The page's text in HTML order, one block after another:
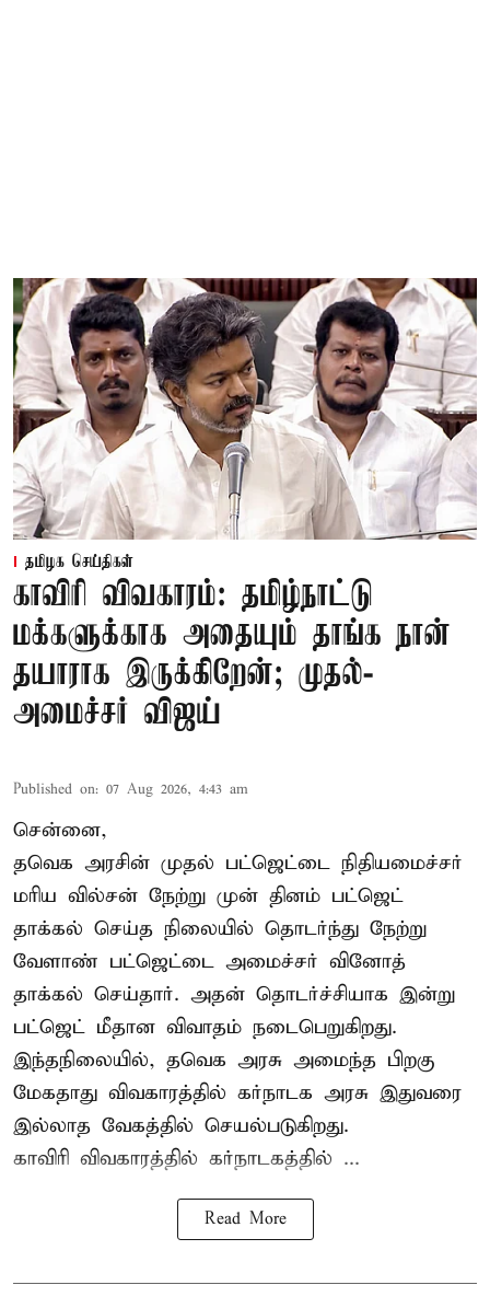
தமிழக செய்திகள்
காவிரி விவகாரம்: தமிழ்நாட்டு
மக்களுக்காக அதையும் தாங்க நான்
தயாராக இருக்கிறேன்; முதல்-
அமைச்சர் விஜய்
Published on: 07 Aug 2026, 4:43 am
சென்னை,
தவெக அரசின் முதல் பட்ஜெட்டை நிதியமைச்சர்
மரிய வில்சன் நேற்று முன் தினம் பட்ஜெட்
தாக்கல் செய்த நிலையில் தொடர்ந்து நேற்று
வேளாண் பட்ஜெட்டை அமைச்சர் வினோத்
தாக்கல் செய்தார். அதன் தொடர்ச்சியாக இன்று
பட்ஜெட் மீதான விவாதம் நடைபெறுகிறது.
இந்தநிலையில், தவெக அரசு அமைந்த பிறகு
மேகதாது விவகாரத்தில் கர்நாடக அரசு இதுவரை
இல்லாத வேகத்தில் செயல்படுகிறது.
காவிரி விவகாரத்தில் கர்நாடகத்தில் ...
Read More